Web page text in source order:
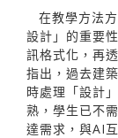
在教學方法
設計」的重要
訊格式化，再
指出，過去建
時處理「設計
熟，學生已不
達需求，與AI